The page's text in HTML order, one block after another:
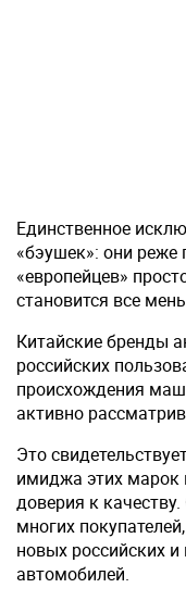
Единственное
«бэушек»: они
«европейцев»
становится все
Китайские бренды
российских
происхождения
активно
Это
имиджа этих марок
доверия к
многих
новых российских
автомобилей.